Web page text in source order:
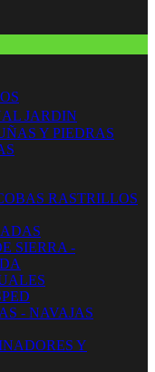
JARDIN
Y PIEDRAS
RASTRILLOS
SIERRA -
- NAVAJAS
Y